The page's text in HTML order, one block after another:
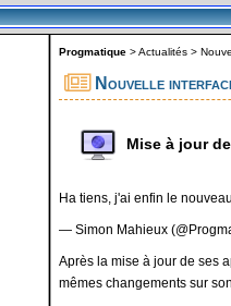
Progmatique >Actualités >
Nouvelle
Mise à jour
Ha tiens, j'ai enfin le
— Simon Mahieux
Après la mise à jour de ses
mêmes changements sur